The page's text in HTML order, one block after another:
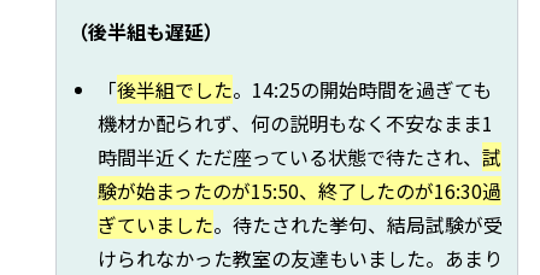
（後半組も遅延）
「後半組でした。14:25の開始時間を過ぎても
機材か配られず、何の説明もなく不安なまま1
時間半近くただ座っている状態で待たされ、 試
験が始まったのが15:50、終了したのが16:30過
ぎていました。待たされた挙句、結局試験が受
けられなかった教室の友達もいました。あまり